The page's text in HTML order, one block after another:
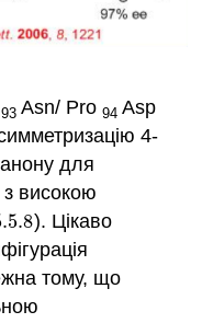
93 Asn/ Pro94 Asp
4-
для
з високою
8
8). Цікаво
тому, що